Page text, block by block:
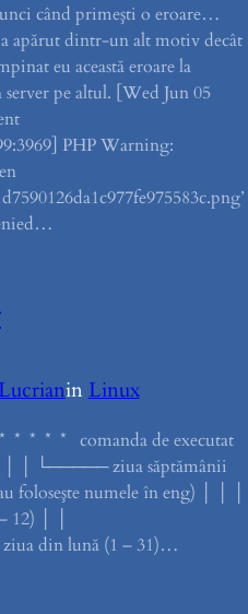
când primeşti o eroare…
a apărut dintr-un alt motiv decât
eu această eroare la
pe altul. [Wed Jun 05
PHP Warning:
in Linux
* * * * comanda de executat
│ └───── ziua săptămânii
foloseşte numele în eng) │ │ │
│ │
din lună (1 – 31)…